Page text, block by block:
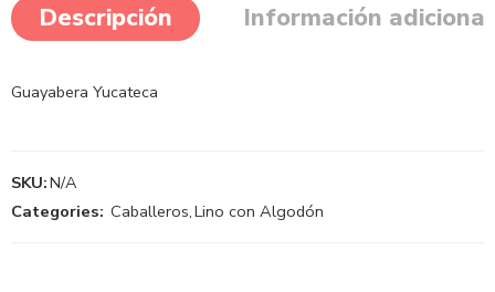
Descripción Información adicional
Guayabera Yucateca
SKU:N/A
Categories: Caballeros,Lino con Algodón